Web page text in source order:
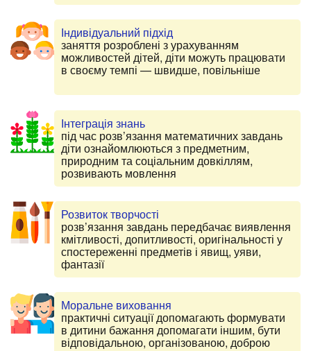
Індивідуальний підхід
заняття розроблені з урахуванням
можливостей дітей, діти можуть працювати
в своєму темпі — швидше, повільніше
Інтеграція знань
під час розв’язання математичних завдань
діти ознайомлюються з предметним,
природним та соціальним довкіллям,
розвивають мовлення
Розвиток творчості
розв’язання завдань передбачає виявлення
кмітливості, допитливості, оригінальності у
спостереженні предметів і явищ, уяви,
фантазії
Моральне виховання
практичні ситуації допомагають формувати
в дитини бажання допомагати іншим, бути
відповідальною, організованою, доброю